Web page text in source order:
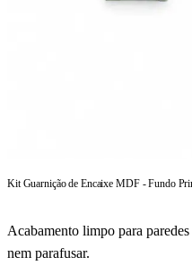
Kit Guarnição de Encaixe MDF - Fundo
Acabamento limpo para
nem parafusar.